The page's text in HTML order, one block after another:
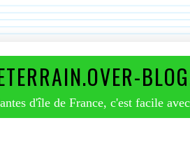
d'île de France, c'est facile